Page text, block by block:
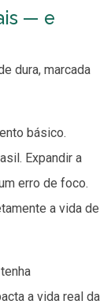
— e
dura, marcada
básico.
Expandir a
erro de foco.
a vida de
a vida real da